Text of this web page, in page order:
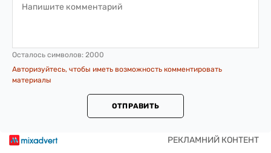
Осталось символов: 2000
Авторизуйтесь, чтобы иметь возможность комментировать
материалы
ОТПРАВИТЬ